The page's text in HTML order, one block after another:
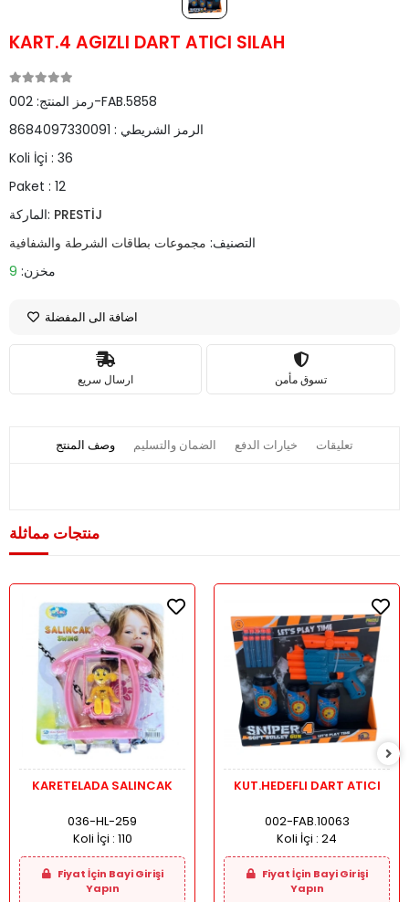
KART.4 AGIZLI DART ATICI SILAH
رمز المنتج:002-FAB.5858
الرمز الشريطي : 8684097330091
Koli İçi : 36
Paket : 12
الماركة: PRESTİJ
التصنيف: مجموعات بطاقات الشرطة والشفافية
مخزن: 9
اضافة الى المفضلة
ارسال سريع تسوق مأمن
وصف المنتج الضمان والتسليم خيارات الدفع تعليقات
منتجات مماثلة
KARETELADA SALINCAK
036-HL-259
Koli İçi : 110
Fiyat İçin Bayi Girişi
Yapın
KUT.HEDEFLI DART ATICI
002-FAB.10063
Koli İçi : 24
Fiyat İçin Bayi Girişi
Yapın